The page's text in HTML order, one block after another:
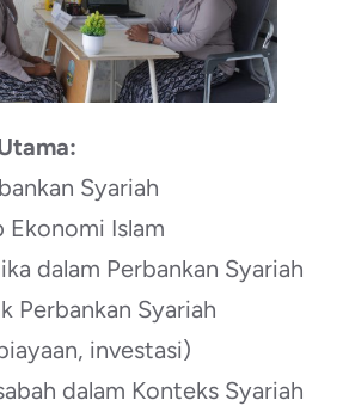
Syariah
Ekonomi Islam
dalam Perbankan Syariah
Perbankan Syariah
investasi)
dalam Konteks Syariah